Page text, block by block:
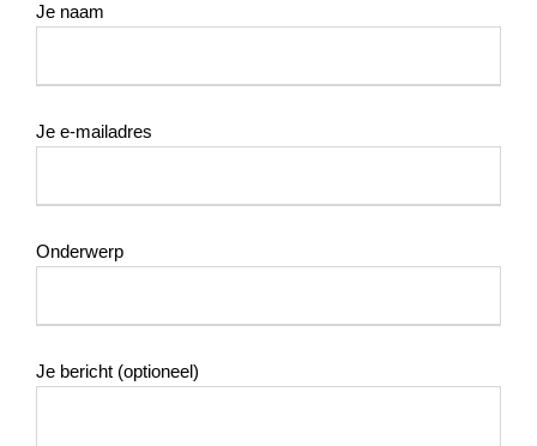
Je naam
Je e-mailadres
Onderwerp
Je bericht (optioneel)